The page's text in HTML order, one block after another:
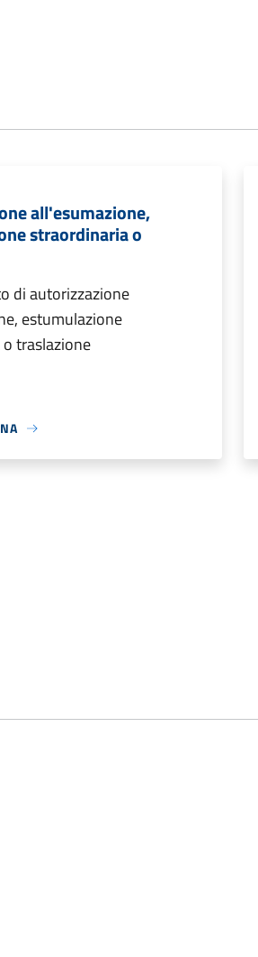
all'esumazione,
straordinaria o
di autorizzazione
estumulazione
traslazione